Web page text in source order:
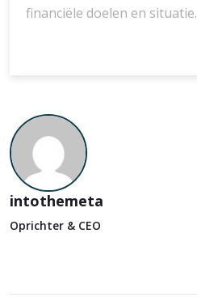
financiële doelen en situatie.
intothemeta
Oprichter & CEO